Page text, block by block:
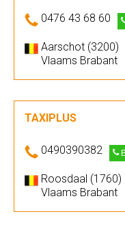
0476 43 68 60
Aarschot (3200)
Vlaams Brabant
TAXIPLUS
0490390382
Roosdaal (1760)
Vlaams Brabant